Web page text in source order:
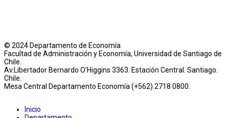
© 2024 Departamento de Economía
Facultad de Administración y Economía, Universidad de Santiago de
Chile.
Av.Libertador Bernardo O'Higgins 3363. Estación Central. Santiago.
Chile.
Mesa Central Departamento Economía (+562) 2718 0800.
Inicio